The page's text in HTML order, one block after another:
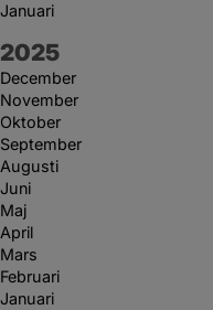
Januari
År:
2025
December
November
Oktober
September
Augusti
Juni
Maj
April
Mars
Februari
Januari